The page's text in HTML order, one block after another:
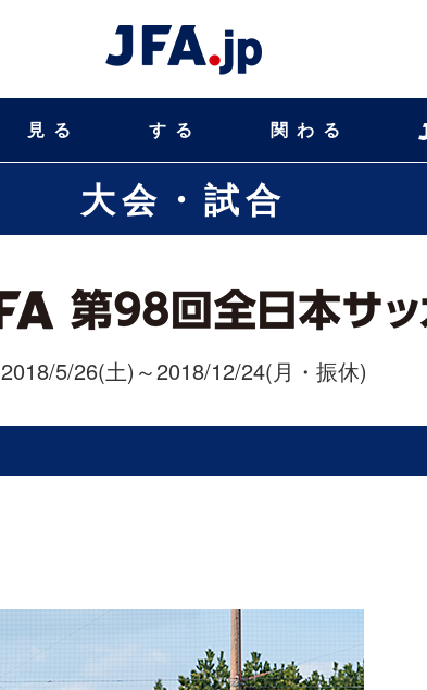
見る する 関わる
大会・試合
2018/5/26(土)～2018/12/24(月・振休)